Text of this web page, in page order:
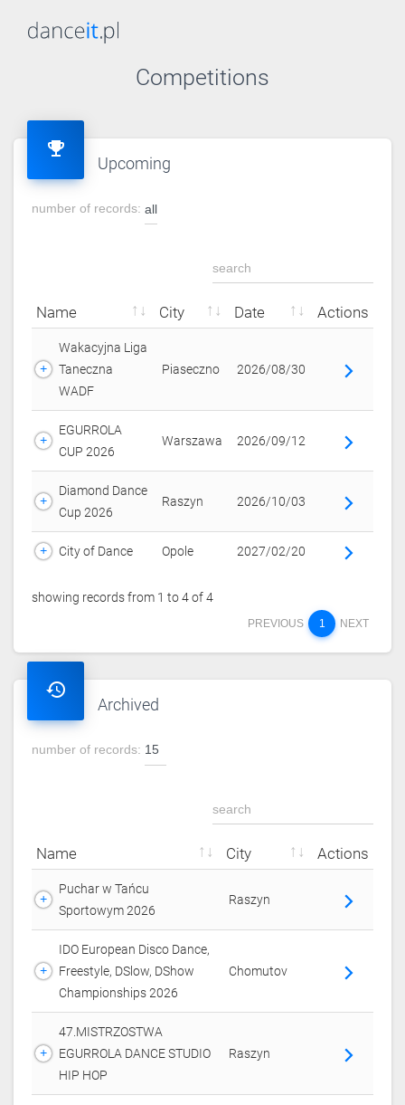
competitions
emoji_events
upcoming
number of records:
name city date actions
Wakacyjna Liga
Taneczna
WADF
Piaseczno 2026/08/30 arrow_forward_ios
EGURROLA
CUP 2026
Warszawa 2026/09/12 arrow_forward_ios
Diamond Dance
Cup 2026
Raszyn 2026/10/03 arrow_forward_ios
City of Dance Opole 2027/02/20 arrow_forward_ios
showing records from 1 to 4 of 4
PREVIOUS 1 NEXT
history
archived
number of records:
name city actions
Puchar w Tańcu
Sportowym 2026
Raszyn arrow_forward_ios
IDO European Disco Dance,
Freestyle, DSlow, DShow
Championships 2026
Chomutov arrow_forward_ios
47.MISTRZOSTWA
EGURROLA DANCE STUDIO
HIP HOP
Raszyn arrow_forward_ios